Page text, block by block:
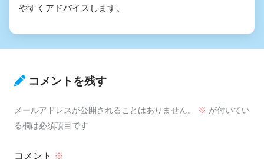
やすくアドバイスします。
コメントを残す
メールアドレスが公開されることはありません。 ※ が付いてい
る欄は必須項目です
コメント ※